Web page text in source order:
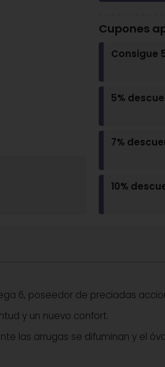
Cupones
Consigue
5%
7%
10%
6, poseedor de preciadas
y un nuevo confort.
las arrugas se difuminan y el